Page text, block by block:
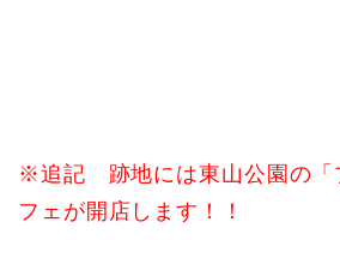
※追記 跡地には東山公園の「
フェが開店します！！